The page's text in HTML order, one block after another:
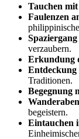
Tauchen
Faulenzen
verzaubern.
Erkundung
Traditionen.
Begegnung
begeistern.
Eintauchen